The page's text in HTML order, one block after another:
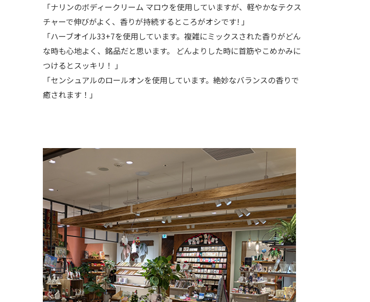
「ナリンのボディークリーム マロウを使用していますが、軽やかなテクス
チャーで伸びがよく、香りが持続するところがオシです! 」
「ハーブオイル33+7を使用しています。複雑にミックスされた香りがどん
な時も心地よく、銘品だと思います。 どんよりした時に首筋やこめかみに
つけるとスッキリ！ 」
「センシュアルのロールオンを使用しています。絶妙なバランスの香りで
癒されます！」